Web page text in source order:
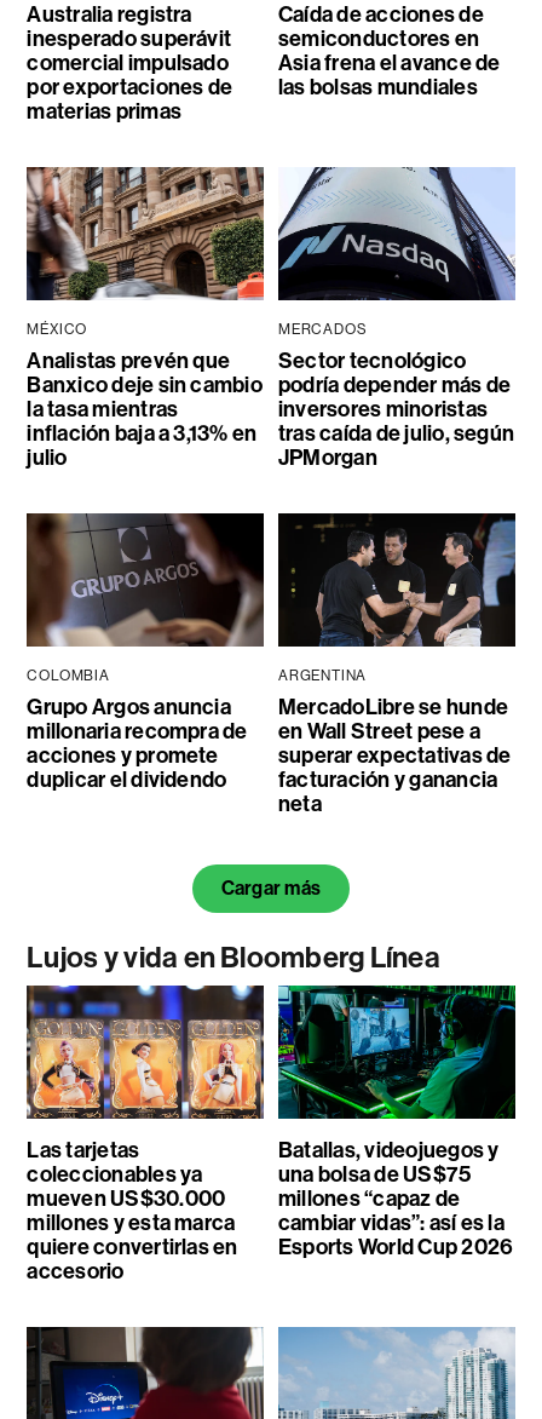
Australia registra
inesperado superávit
comercial impulsado
por exportaciones de
materias primas
Caída de acciones de
semiconductores en
Asia frena el avance de
las bolsas mundiales
MÉXICO
Analistas prevén que
Banxico deje sin cambio
la tasa mientras
inflación baja a 3,13% en
julio
MERCADOS
Sector tecnológico
podría depender más de
inversores minoristas
tras caída de julio, según
JPMorgan
COLOMBIA
Grupo Argos anuncia
millonaria recompra de
acciones y promete
duplicar el dividendo
ARGENTINA
MercadoLibre se hunde
en Wall Street pese a
superar expectativas de
facturación y ganancia
neta
Cargar más
Lujos y vida en Bloomberg Línea
Las tarjetas
coleccionables ya
mueven US$30.000
millones y esta marca
quiere convertirlas en
accesorio
Batallas, videojuegos y
una bolsa de US$75
millones “capaz de
cambiar vidas”: así es la
Esports World Cup 2026